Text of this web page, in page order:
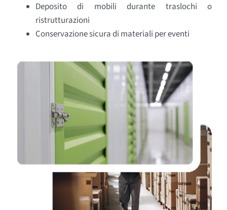
Deposito di mobili durante traslochi o
ristrutturazioni
Conservazione sicura di materiali per eventi